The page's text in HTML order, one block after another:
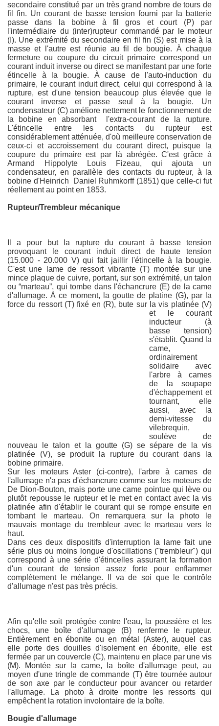
secondaire constitué par un très grand nombre de tours de
fil fin. Un courant de basse tension fourni par la batterie
passe dans la bobine à fil gros et court (P) par
l'intermédiaire du (inter)rupteur commandé par le moteur
(I). Une extrémité du secondaire en fil fin (S) est mise à la
masse et l'autre est réunie au fil de bougie. À chaque
fermeture ou coupure du circuit primaire correspond un
courant induit inverse ou direct se manifestant par une forte
étincelle à la bougie. À cause de l'auto-induction du
primaire, le courant induit direct, celui qui correspond à la
rupture, est d'une tension beaucoup plus élevée que le
courant inverse et passe seul à la bougie. Un
condensateur (C) améliore nettement le fonctionnement de
la bobine en absorbant l'extra-courant de la rupture.
L'étincelle entre les contacts du rupteur est
considérablement atténuée, d'où meilleure conservation de
ceux-ci et accroissement du courant direct, puisque la
coupure du primaire est par là abrégée. C'est grâce à
Armand Hippolyte Louis Fizeau, qui ajouta un
condensateur, en parallèle des contacts du rupteur, à la
bobine d'Heinrich Daniel Ruhmkorff (1851) que celle-ci fut
réellement au point en 1853.
Rupteur/Trembleur mécanique
Il a pour but la rupture du courant à basse tension
provoquant le courant induit direct de haute tension
(15.000 - 20.000 V) qui fait jaillir l'étincelle à la bougie.
C'est une lame de ressort vibrante (T) montée sur une
mince plaque de cuivre, portant, sur son extrémité, un talon
ou “marteau”, qui tombe dans l'échancrure (E) de la came
d'allumage. À ce moment, la goutte de platine (G), par la
force du ressort (T) fixé en (R), bute sur la vis platinée (V)
et le courant
inducteur (à
basse tension)
s'établit. Quand la
came,
ordinairement
solidaire avec
l'arbre à cames
de la soupape
d'échappement et
tournant, elle
aussi, avec la
demi-vitesse du
vilebrequin,
soulève de
nouveau le talon et la goutte (G) se sépare de la vis
platinée (V), se produit la rupture du courant dans la
bobine primaire.
Sur les moteurs Aster (ci-contre), l'arbre à cames de
l'allumage n'a pas d'échancrure comme sur les moteurs de
De Dion-Bouton, mais porte une came pointue qui lève ou
plutôt repousse le rupteur et le met en contact avec la vis
platinée afin d'établir le courant qui se rompe ensuite en
tombant le marteau. On remarquera sur la photo le
mauvais montage du trembleur avec le marteau vers le
haut.
Dans ces deux dispositifs d'interruption la lame fait une
série plus ou moins longue d'oscillations ("trembleur") qui
correspond à une série d'étincelles assurant la formation
d'un courant de tension assez forte pour enflammer
complètement le mélange. Il va de soi que le contrôle
d'allumage n'est pas très précis.
Afin qu'elle soit protégée contre l'eau, la poussière et les
chocs, une boîte d'allumage (B) renferme le rupteur.
Entièrement en ébonite ou en métal (Aster), auquel cas
elle porte des douilles d'isolement en ébonite, elle est
fermée par un couvercle (C), maintenu en place par une vis
(M). Montée sur la came, la boîte d'allumage peut, au
moyen d'une tringle de commande (T) être tournée autour
de son axe par le conducteur pour avancer ou retarder
l'allumage. La photo à droite montre les ressorts qui
empêchent la rotation involontaire de la boîte.
Bougie d'allumage
sur l'apparence des motos Austral.